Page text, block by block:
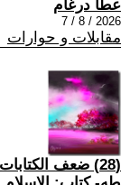
عطا درغام
2026 / 8 / 7
مقابلات و حوارات
(28) ضعف